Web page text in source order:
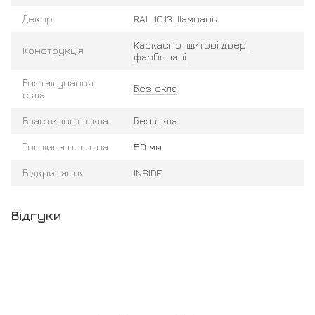
Декор RAL 1013 Шампань
Конструкція
Каркасно-щитові двері
фарбовані
Розташування
скла
Без скла
Властивості скла Без скла
Товщина полотна 50 мм
Відкривання INSIDE
Відгуки